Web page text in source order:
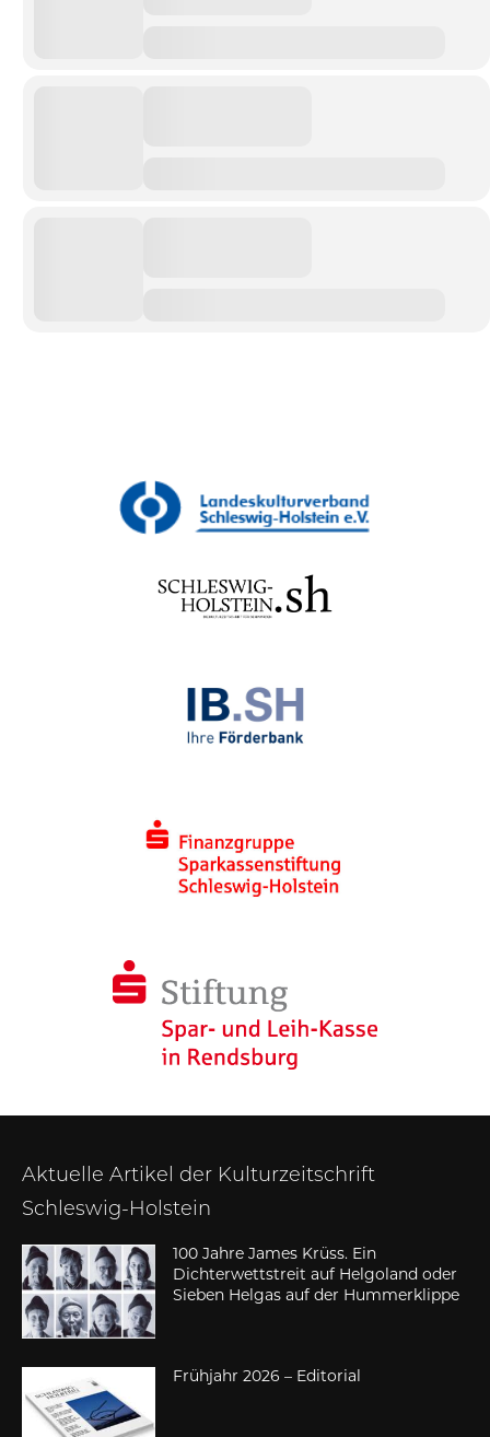
Aktuelle Artikel der Kulturzeitschrift
Schleswig-Holstein
100 Jahre James Krüss. Ein
Dichterwettstreit auf Helgoland oder
Sieben Helgas auf der Hummerklippe
Frühjahr 2026 – Editorial